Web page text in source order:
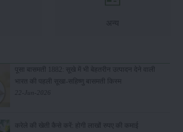
अन्य
पूसा बासमती 1882: सूखे में भी बेहतरीन उत्पादन देने वाली
भारत की पहली सूखा-सहिष्णु बासमती किस्म
22-Jun-2026
करेले की खेती कैसे करें: होगी लाखों रुपए की कमाई